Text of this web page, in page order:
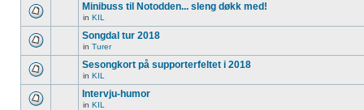
Minibuss til Notodden... sleng døkk med!
in KIL
Songdal tur 2018
in Turer
Sesongkort på supporterfeltet i 2018
in KIL
Intervju-humor
in KIL